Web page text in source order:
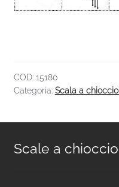
COD: 15180
Categoria: Scala a
Scale a